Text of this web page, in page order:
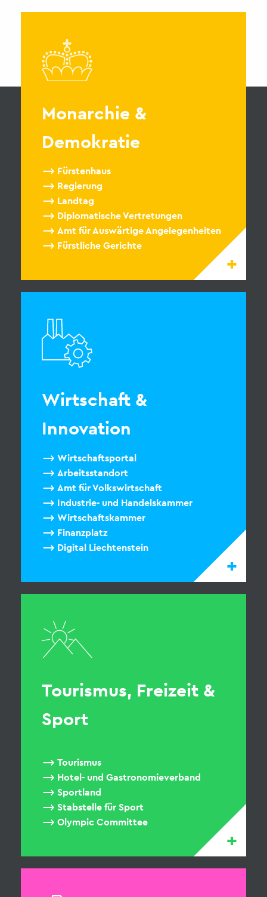
Monarchie &
Demokratie
Fürstenhaus
Regierung
Landtag
Diplomatische Vertretungen
Amt für Auswärtige Angelegenheiten
Fürstliche Gerichte
+
Wirtschaft &
Innovation
Wirtschaftsportal
Arbeitsstandort
Amt für Volkswirtschaft
Industrie- und Handelskammer
Wirtschaftskammer
Finanzplatz
Digital Liechtenstein
+
Tourismus, Freizeit &
Sport
Tourismus
Hotel- und Gastronomieverband
Sportland
Stabstelle für Sport
Olympic Committee
+